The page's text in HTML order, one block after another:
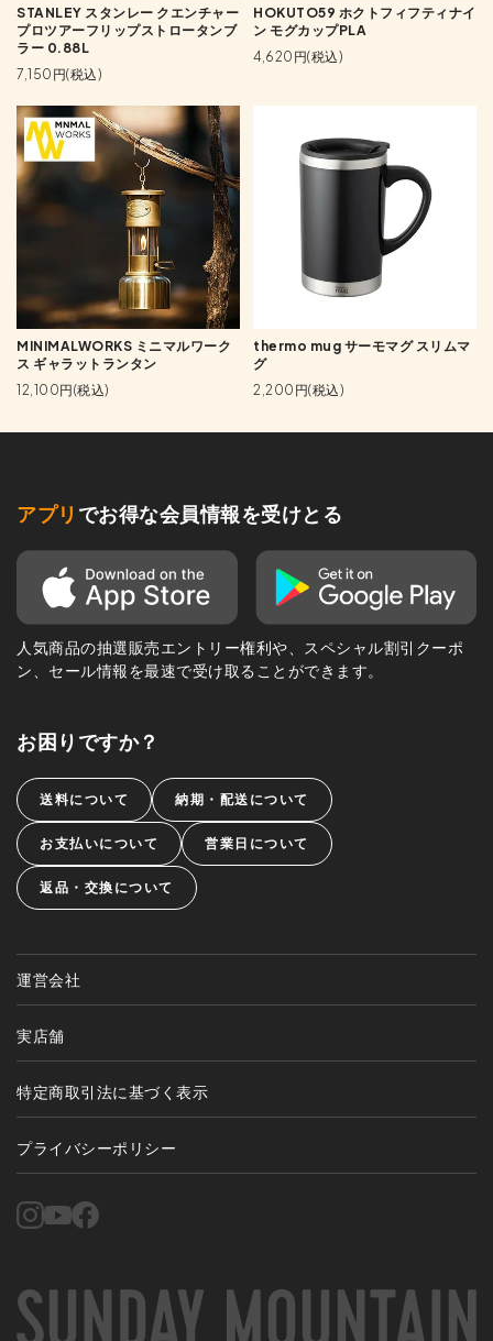
STANLEY スタンレー クエンチャー
プロツアーフリップストロータンブ
ラー 0.88L
7,150円(税込)
HOKUTO59 ホクトフィフティナイ
ン モグカップPLA
4,620円(税込)
MINIMALWORKS ミニマルワーク
ス ギャラットランタン
12,100円(税込)
thermo mug サーモマグ スリムマ
グ
2,200円(税込)
アプリ でお得な会員情報を受けとる
人気商品の抽選販売エントリー権利や、スペシャル割引クーポ
ン、セール情報を最速で受け取ることができます。
お困りですか？
送料について 納期・配送について
お支払いについて 営業日について
返品・交換について
運営会社
実店舗
特定商取引法に基づく表示
プライバシーポリシー